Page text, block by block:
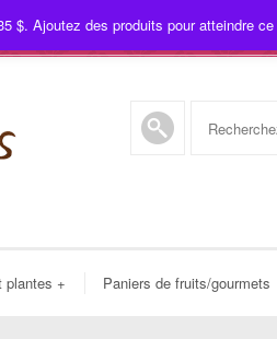
plantes + Paniers de fruits/gourmets
$. Ajoutez des produits pour atteindre